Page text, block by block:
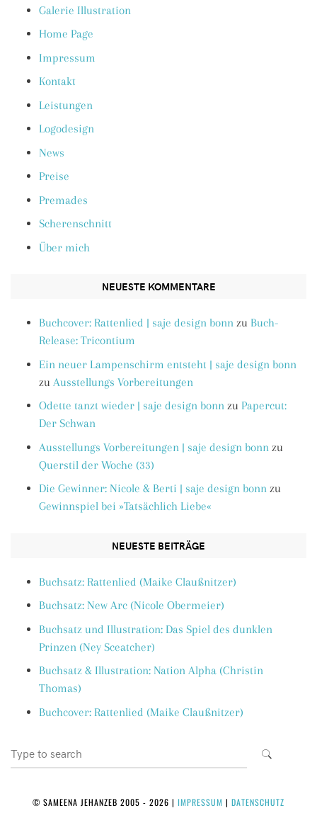
Galerie Illustration
Home Page
Impressum
Kontakt
Leistungen
Logodesign
News
Preise
Premades
Scherenschnitt
Über mich
NEUESTE KOMMENTARE
Buchcover: Rattenlied | saje design bonn zu Buch-
Release: Tricontium
Ein neuer Lampenschirm entsteht | saje design bonn
zu Ausstellungs Vorbereitungen
Odette tanzt wieder | saje design bonn zu Papercut:
Der Schwan
Ausstellungs Vorbereitungen | saje design bonn zu
Querstil der Woche (33)
Die Gewinner: Nicole & Berti | saje design bonn zu
Gewinnspiel bei »Tatsächlich Liebe«
NEUESTE BEITRÄGE
Buchsatz: Rattenlied (Maike Claußnitzer)
Buchsatz: New Arc (Nicole Obermeier)
Buchsatz und Illustration: Das Spiel des dunklen
Prinzen (Ney Sceatcher)
Buchsatz & Illustration: Nation Alpha (Christin
Thomas)
Buchcover: Rattenlied (Maike Claußnitzer)
Search
for:
SEARCH
© SAMEENA JEHANZEB 2005 - 2026 | IMPRESSUM | DATENSCHUTZ